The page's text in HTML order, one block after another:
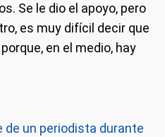
Se le dio el apoyo, pero
es muy difícil decir que
en el medio, hay
de un periodista durante